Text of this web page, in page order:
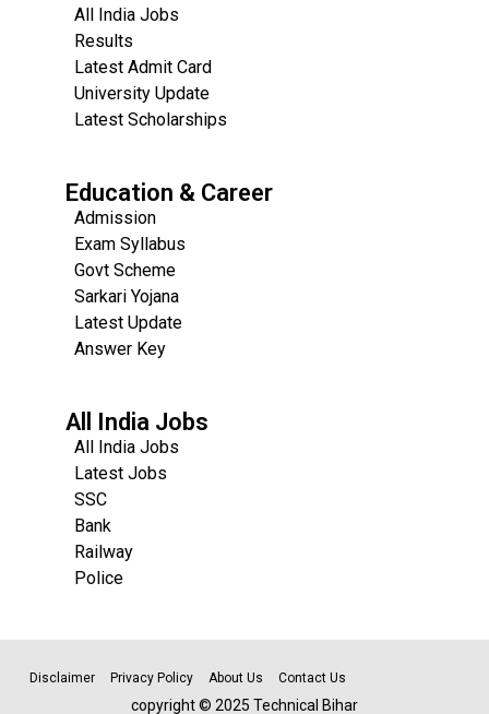
All India Jobs
Results
Latest Admit Card
University Update
Latest Scholarships
Education & Career
Admission
Exam Syllabus
Govt Scheme
Sarkari Yojana
Latest Update
Answer Key
All India Jobs
All India Jobs
Latest Jobs
SSC
Bank
Railway
Police
Disclaimer Privacy Policy About Us Contact Us
copyright © 2025 Technical Bihar